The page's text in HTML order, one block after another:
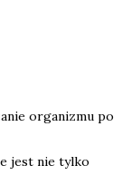
organizmu po
jest nie tylko